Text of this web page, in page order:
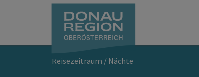
Reisezeitraum / Nächte